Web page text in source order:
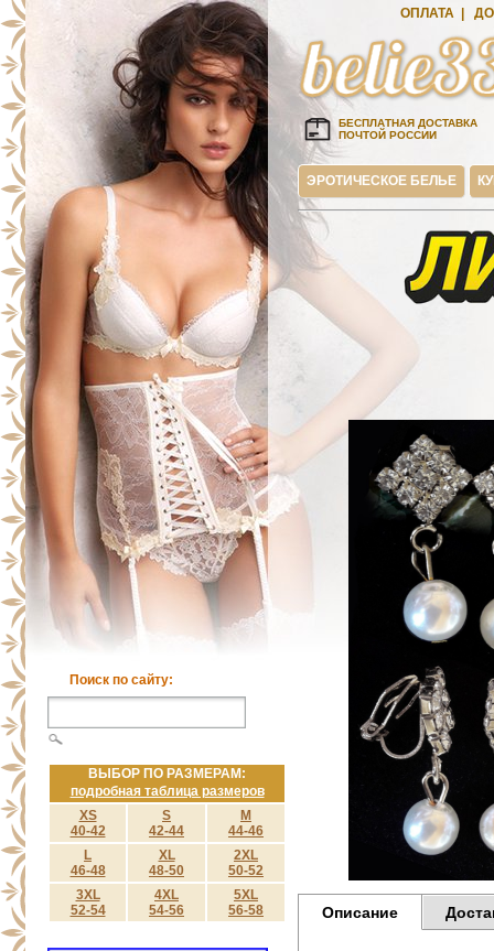
Поиск по сайту:
ВЫБОР ПО РАЗМЕРАМ:
подробная таблица размеров
XS
40-42
S
42-44
M
44-46
L
46-48
XL
48-50
2XL
50-52
3XL
52-54
4XL
54-56
5XL
56-58
ОПЛАТА
БЕСПЛАТНАЯ ДОСТАВКА
ПОЧТОЙ РОССИИ
ЭРОТИЧЕСКОЕ БЕЛЬЕ
Описание